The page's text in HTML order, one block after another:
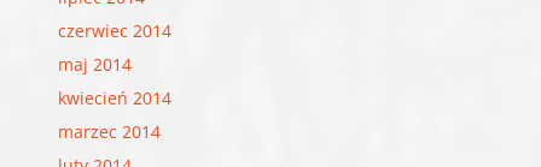
czerwiec 2014
maj 2014
kwiecień 2014
marzec 2014